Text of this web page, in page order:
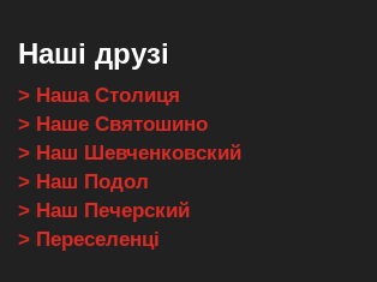
Наші друзі
> Наша Столиця
> Наше Святошино
> Наш Шевченковский
> Наш Подол
> Наш Печерский
> Переселенці